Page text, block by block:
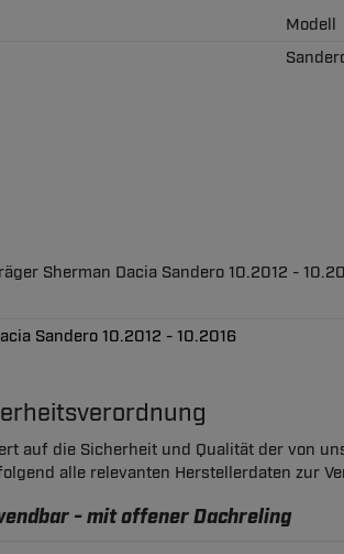
Modell
Sherman Dacia Sandero 10.2012 -
Sandero 10.2012 - 10.2016
auf die Sicherheit und Qualität der von
alle relevanten Herstellerdaten zur
- mit offener Dachreling